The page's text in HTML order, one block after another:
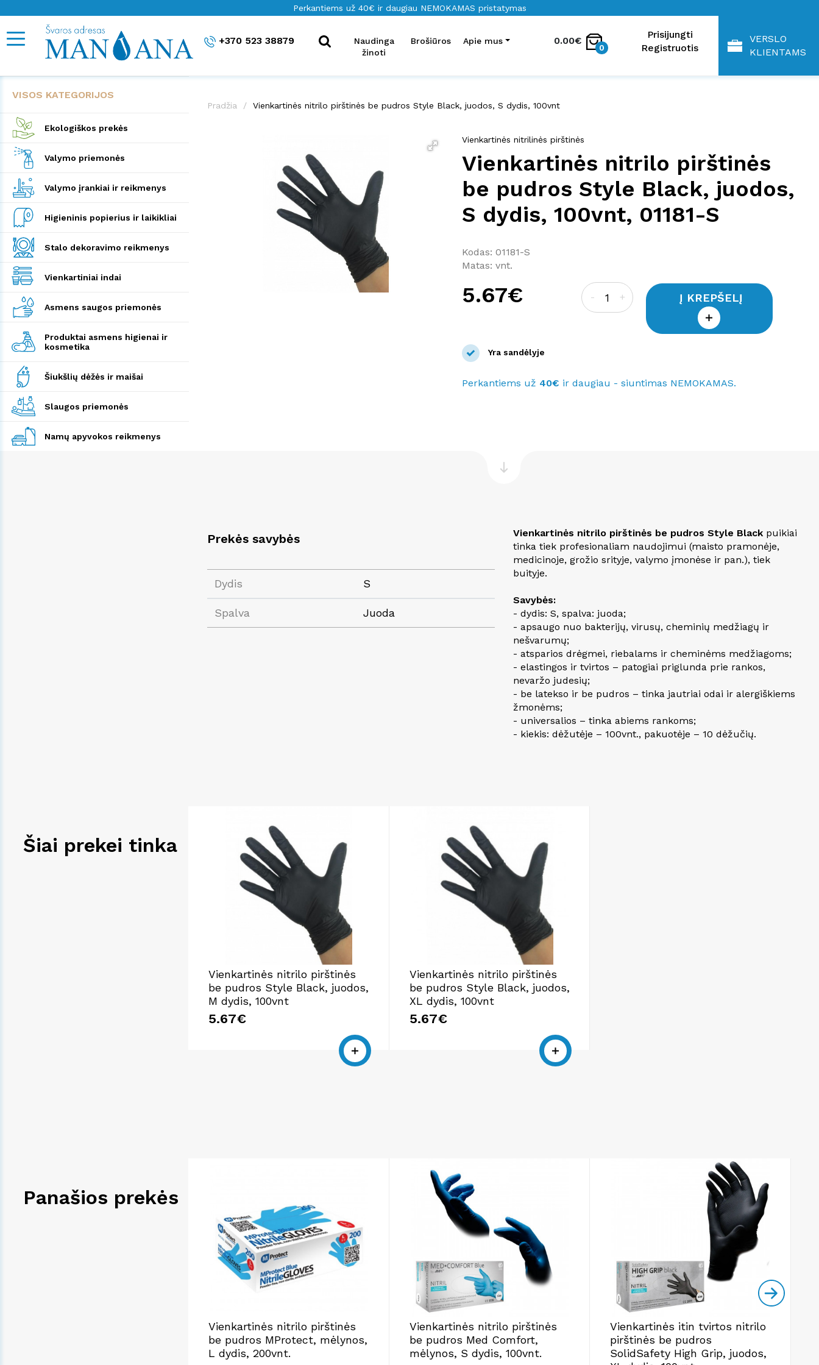
Perkantiems už 40€ ir daugiau NEMOKAMAS pristatymas
+370 523 38879
Naudinga
žinoti
Brošiūros Apie mus 0.00€
0
Prisijungti
Registruotis
VERSLO
KLIENTAMS
VISOS KATEGORIJOS
Ekologiškos prekės
Valymo priemonės
Valymo įrankiai ir reikmenys
Higieninis popierius ir laikikliai
Stalo dekoravimo reikmenys
Vienkartiniai indai
Asmens saugos priemonės
Produktai asmens higienai ir
kosmetika
Šiukšlių dėžės ir maišai
Slaugos priemonės
Namų apyvokos reikmenys
Pradžia Vienkartinės nitrilo pirštinės be pudros Style Black, juodos, S dydis, 100vnt
Vienkartinės nitrilinės pirštinės
Vienkartinės nitrilo pirštinės
be pudros Style Black, juodos,
S dydis, 100vnt, 01181-S
Kodas: 01181-S
Matas: vnt.
5.67€ - + Į KREPŠELĮ
Yra sandėlyje
Perkantiems už 40€ ir daugiau - siuntimas NEMOKAMAS.
Prekės savybės
Dydis S
Spalva Juoda
Vienkartinės nitrilo pirštinės be pudros Style Black puikiai
tinka tiek profesionaliam naudojimui (maisto pramonėje,
medicinoje, grožio srityje, valymo įmonėse ir pan.), tiek
buityje.
Savybės:
- dydis: S, spalva: juoda;
- apsaugo nuo bakterijų, virusų, cheminių medžiagų ir
nešvarumų;
- atsparios drėgmei, riebalams ir cheminėms medžiagoms;
- elastingos ir tvirtos – patogiai priglunda prie rankos,
nevaržo judesių;
- be latekso ir be pudros – tinka jautriai odai ir alergiškiems
žmonėms;
- universalios – tinka abiems rankoms;
- kiekis: dėžutėje – 100vnt., pakuotėje – 10 dėžučių.
Šiai prekei tinka
Vienkartinės nitrilo pirštinės
be pudros Style Black, juodos,
M dydis, 100vnt
5.67€
Vienkartinės nitrilo pirštinės
be pudros Style Black, juodos,
XL dydis, 100vnt
5.67€
Panašios prekės
Vienkartinės nitrilo pirštinės
be pudros MProtect, mėlynos,
L dydis, 200vnt.
Vienkartinės nitrilo pirštinės
be pudros Med Comfort,
mėlynos, S dydis, 100vnt.
Vienkartinės itin tvirtos nitrilo
pirštinės be pudros
SolidSafety High Grip, juodos,